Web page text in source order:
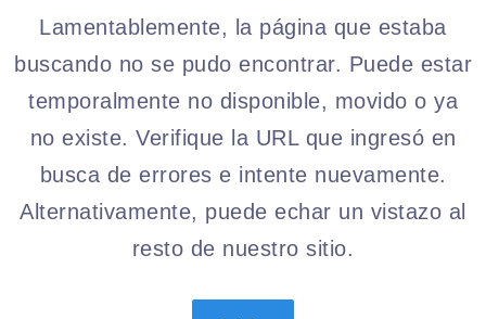
Lamentablemente, la página que estaba
buscando no se pudo encontrar. Puede estar
temporalmente no disponible, movido o ya
no existe. Verifique la URL que ingresó en
busca de errores e intente nuevamente.
Alternativamente, puede echar un vistazo al
resto de nuestro sitio.